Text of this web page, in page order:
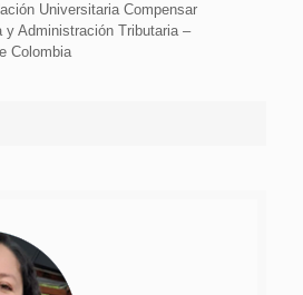
Universitaria Compensar
y Administración Tributaria –
Colombia